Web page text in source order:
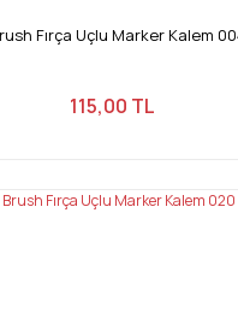
Fırça Uçlu Marker Kalem
115,00 TL